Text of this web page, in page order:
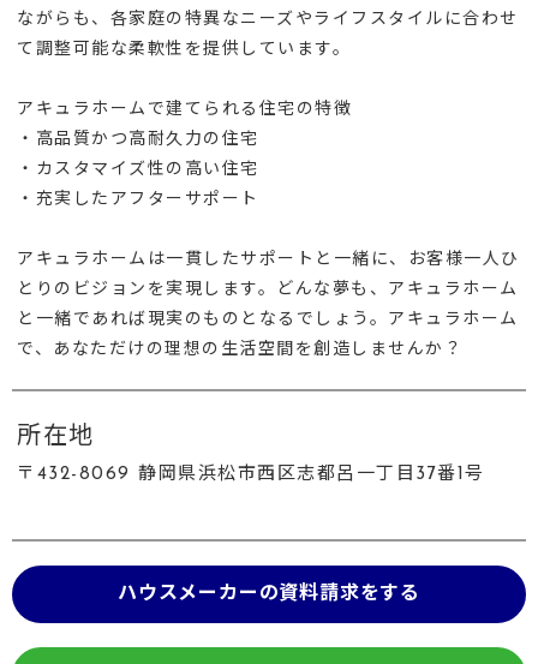
ながらも、各家庭の特異なニーズやライフスタイルに合わせ
て調整可能な柔軟性を提供しています。
アキュラホームで建てられる住宅の特徴
・高品質かつ高耐久力の住宅
・カスタマイズ性の高い住宅
・充実したアフターサポート
アキュラホームは一貫したサポートと一緒に、お客様一人ひ
とりのビジョンを実現します。どんな夢も、アキュラホーム
と一緒であれば現実のものとなるでしょう。アキュラホーム
で、あなただけの理想の生活空間を創造しませんか？
所在地
〒432-8069 静岡県浜松市西区志都呂一丁目37番1号
ハウスメーカーの資料請求をする